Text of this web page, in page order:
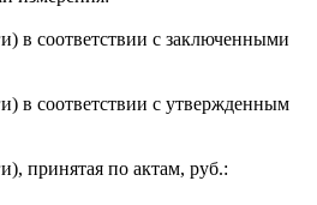
в соответствии с заключенными
в соответствии с утвержденным
принятая по актам, руб.: